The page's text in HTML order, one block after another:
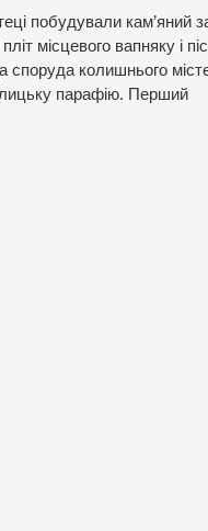
побудували кам’яний
місцевого вапняку і
колишнього
парафію. Перший